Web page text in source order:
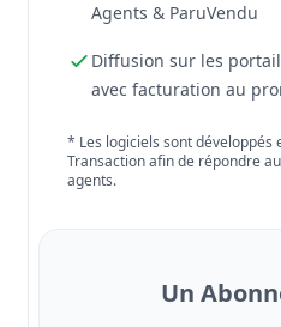
Agents & ParuVendu
Diffusion sur les
avec facturation au
* Les logiciels sont développés
Transaction afin de répondre
agents.
Un